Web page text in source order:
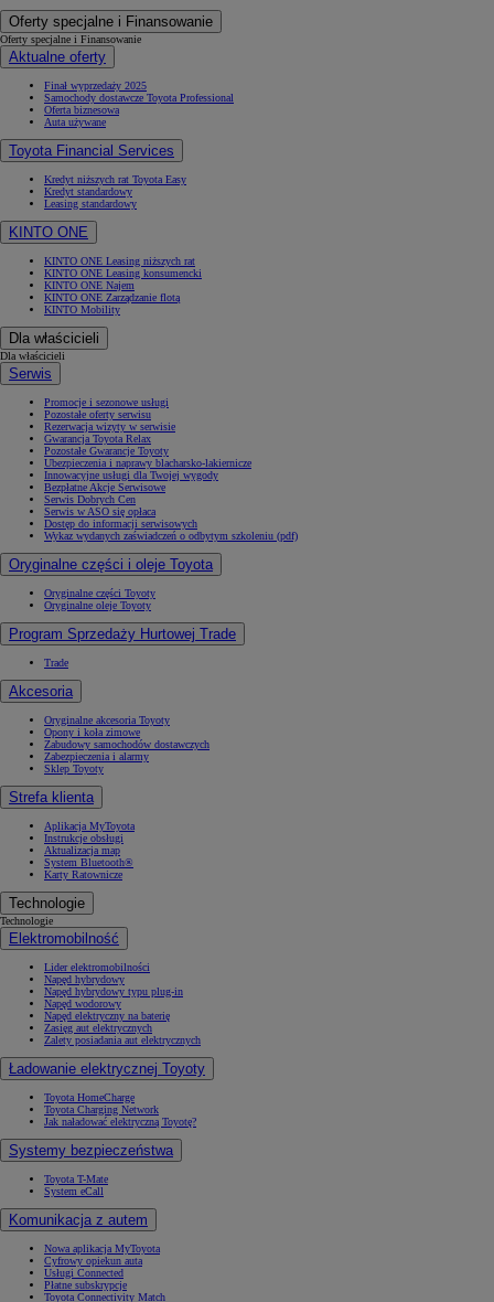
Oferty specjalne i Finansowanie
Oferty specjalne i Finansowanie
Aktualne oferty
Finał wyprzedaży 2025
Samochody dostawcze Toyota Professional
Oferta biznesowa
Auta używane
Toyota Financial Services
Kredyt niższych rat Toyota Easy
Kredyt standardowy
Leasing standardowy
KINTO ONE
KINTO ONE Leasing niższych rat
KINTO ONE Leasing konsumencki
KINTO ONE Najem
KINTO ONE Zarządzanie flotą
KINTO Mobility
Dla właścicieli
Dla właścicieli
Serwis
Promocje i sezonowe usługi
Pozostałe oferty serwisu
Rezerwacja wizyty w serwisie
Gwarancja Toyota Relax
Pozostałe Gwarancje Toyoty
Ubezpieczenia i naprawy blacharsko-lakiernicze
Innowacyjne usługi dla Twojej wygody
Bezpłatne Akcje Serwisowe
Serwis Dobrych Cen
Serwis w ASO się opłaca
Dostęp do informacji serwisowych
Wykaz wydanych zaświadczeń o odbytym szkoleniu (pdf)
Oryginalne części i oleje Toyota
Oryginalne części Toyoty
Oryginalne oleje Toyoty
Program Sprzedaży Hurtowej Trade
Trade
Akcesoria
Oryginalne akcesoria Toyoty
Opony i koła zimowe
Zabudowy samochodów dostawczych
Zabezpieczenia i alarmy
Sklep Toyoty
Strefa klienta
Aplikacja MyToyota
Instrukcje obsługi
Aktualizacja map
System Bluetooth®
Karty Ratownicze
Technologie
Technologie
Elektromobilność
Lider elektromobilności
Napęd hybrydowy
Napęd hybrydowy typu plug-in
Napęd wodorowy
Napęd elektryczny na baterię
Zasięg aut elektrycznych
Zalety posiadania aut elektrycznych
Ładowanie elektrycznej Toyoty
Toyota HomeCharge
Toyota Charging Network
Jak naładować elektryczną Toyotę?
Systemy bezpieczeństwa
Toyota T-Mate
System eCall
Komunikacja z autem
Nowa aplikacja MyToyota
Cyfrowy opiekun auta
Usługi Connected
Płatne subskrypcje
Toyota Connectivity Match